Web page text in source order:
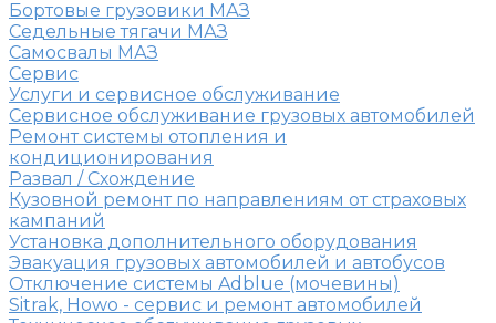
Бортовые грузовики МАЗ
Седельные тягачи МАЗ
Самосвалы МАЗ
Сервис
Услуги и сервисное обслуживание
Сервисное обслуживание грузовых автомобилей
Ремонт системы отопления и
кондиционирования
Развал / Схождение
Кузовной ремонт по направлениям от страховых
кампаний
Установка дополнительного оборудования
Эвакуация грузовых автомобилей и автобусов
Отключение системы Adblue (мочевины)
Sitrak, Howo - сервис и ремонт автомобилей